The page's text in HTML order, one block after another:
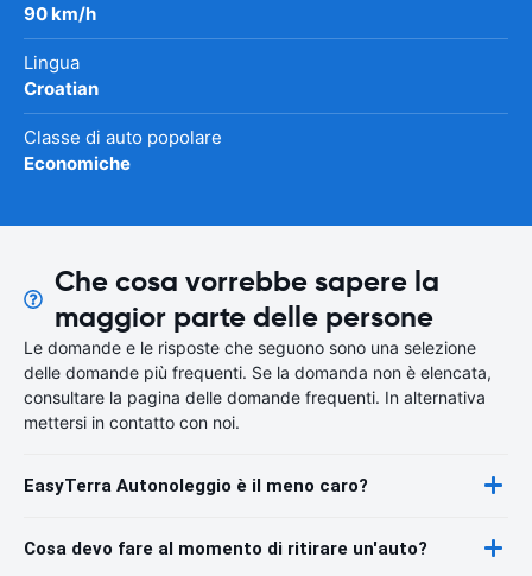
90 km/h
Lingua
Croatian
Classe di auto popolare
Economiche
Che cosa vorrebbe sapere la
maggior parte delle persone
Le domande e le risposte che seguono sono una selezione
delle domande più frequenti. Se la domanda non è elencata,
consultare la pagina delle domande frequenti. In alternativa
mettersi in contatto con noi.
EasyTerra Autonoleggio è il meno caro?
Cosa devo fare al momento di ritirare un'auto?